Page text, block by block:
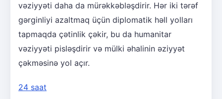
vəziyyəti daha da mürəkkəbləşdirir. Hər iki tərəf
gərginliyi azaltmaq üçün diplomatik həll yolları
tapmaqda çətinlik çəkir, bu da humanitar
vəziyyəti pisləşdirir və mülki əhalinin əziyyət
çəkməsinə yol açır.
24 saat